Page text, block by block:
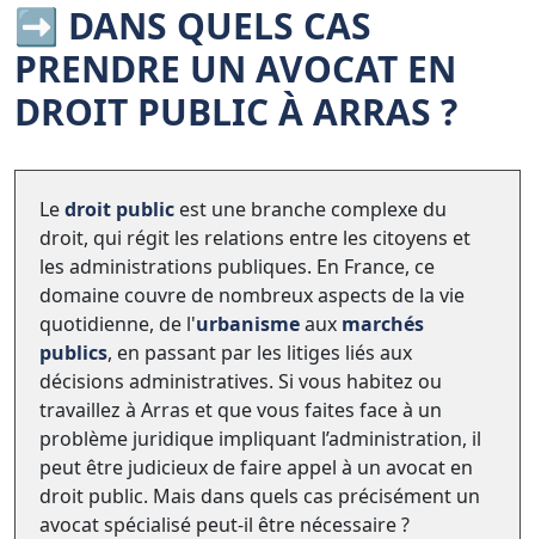
➡️ DANS QUELS CAS
PRENDRE UN AVOCAT EN
DROIT PUBLIC À ARRAS ?
Ledroit public est une branche complexe du
droit, qui régit les relations entre les citoyens et
les administrations publiques. En France, ce
domaine couvre de nombreux aspects de la vie
quotidienne, de l'urbanismeaux marchés
publics, en passant par les litiges liés aux
décisions administratives. Si vous habitez ou
travaillez à Arras et que vous faites face à un
problème juridique impliquant l’administration, il
peut être judicieux de faire appel à un avocat en
droit public. Mais dans quels cas précisément un
avocat spécialisé peut-il être nécessaire ?